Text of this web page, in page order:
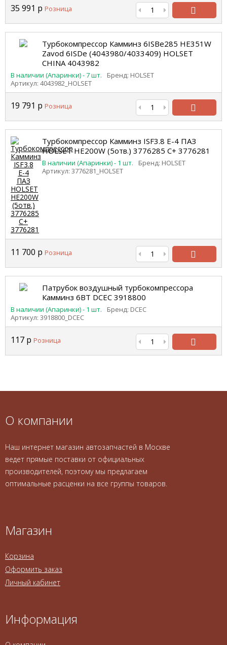
35 991 р Розница
В
корзину
Турбокомпрессор Камминз 6ISBe285 HE351W
Zavod 6ISDe (4043980/4033409) HOLSET
CHINA 4043982
В наличии (Апаринки) - 7 шт.
Бренд: HOLSET
Артикул: 4043982_HOLSET
19 791 р Розница
В
корзину
Турбокомпрессор Камминз ISF3.8 Е-4 ПАЗ
HOLSET HE200W (5отв.) 3776285 С+ 3776281
В наличии (Апаринки) - 1 шт.
Бренд: HOLSET
Артикул: 3776281_HOLSET
11 700 р Розница
В
корзину
Патрубок воздушный турбокомпрессора
Камминз 6BT DCEC 3918800
В наличии (Апаринки) - 1 шт.
Бренд: DCEC
Артикул: 3918800_DCEC
117 р Розница
В
О компании
Наш интернет магазин автозапчастей в Москве
ведет прямые поставки от официальных
производителей, поэтому мы предлагаем
оптимальные расценки на все группы товаров.
Магазин
Корзина
Оформить заказ
Личный кабинет
Информация